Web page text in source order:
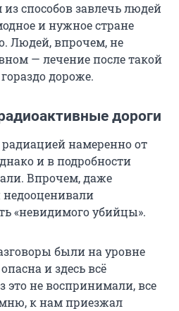
способов завлечь людей
и нужное стране
Людей, впрочем, не
— лечение после такой
дороже.
дороги
намеренно от
и в подробности
Впрочем, даже
«невидимого убийцы».
были на уровне
и здесь всё
это не воспринимали, все
к нам приезжал